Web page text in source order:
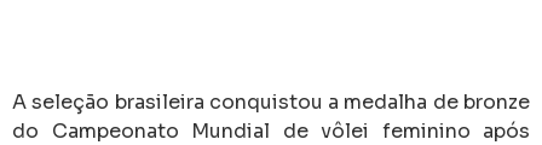
A seleção brasileira conquistou a medalha de bronze
do Campeonato Mundial de vôlei feminino após